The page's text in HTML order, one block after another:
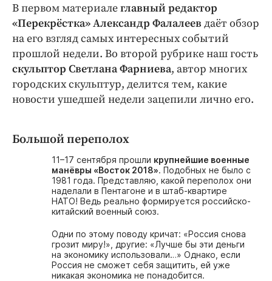
В первом материалеглавный редактор
«Перекрёстка» Александр Фалалеев даёт обзор
на его взгляд самых интересных событий
прошлой недели. Во второй рубрике наш гость
скульптор Светлана Фарниева, автор многих
городских скульптур, делится тем, какие
новости ушедшей недели зацепили лично его.
Большой переполох
11–17 сентября прошли крупнейшие военные
манёвры «Восток 2018». Подобных не было с
1981 года. Представляю, какой переполох они
наделали в Пентагоне и в штаб-квартире
НАТО! Ведь реально формируется российско-
китайский военный союз.
Одни по этому поводу кричат: «Россия снова
грозит миру!», другие: «Лучше бы эти деньги
на экономику использовали…» Однако, если
Россия не сможет себя защитить, ей уже
никакая экономика не понадобится.